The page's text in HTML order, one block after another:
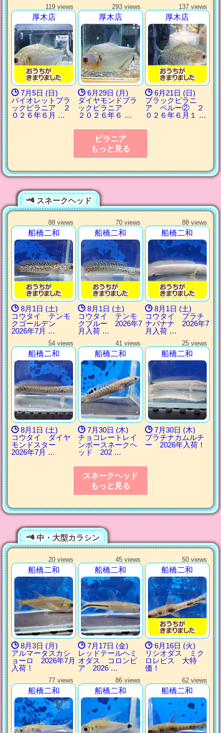
119 views
厚木店
7月5日 (日)
バイオレットブラ
ックピラニア ２
０２６年６月 …
293 views
厚木店
6月29日 (月)
ダイヤモンドブラ
ックピラニア
２０２６年６ …
137 views
厚木店
6月21日 (日)
ブラックピラニ
ア ペルー② ２
０２６年６月１ …
ピラニア
もっと見る
スネークヘッド
88 views
船橋二和
8月1日 (土)
コウタイ テンモ
クゴールデン
2026年7月 …
70 views
船橋二和
8月1日 (土)
コウタイ テンモ
クブルー 2026年7
月入荷 …
88 views
船橋二和
8月1日 (土)
コウタイ プラチ
ナバナナ 2026年7
月入荷 …
54 views
船橋二和
8月1日 (土)
コウタイ ダイヤ
モンドスター
2026年7月 …
41 views
船橋二和
7月30日 (木)
チョコレートレイ
ンボースネークヘ
ッド 202 …
25 views
船橋二和
7月30日 (木)
プラチナカムルチ
ー 2026年入荷！
スネークヘッド
もっと見る
中・大型カラシン
20 views
船橋二和
8月3日 (月)
アルマータスカシ
ョーロ 2026年7月
入荷！
45 views
船橋二和
7月17日 (金)
レッドテールヘミ
オダス コロンビ
ア 2026 …
50 views
船橋二和
6月16日 (火)
リシオダス ミク
ロレピス 大特
価！
77 views
船橋二和
86 views
船橋二和
62 views
船橋二和